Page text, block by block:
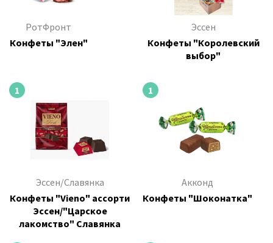
РотФронт
Конфеты "Элен"
Эссен
Конфеты "Королевский
выбор"
1
Эссен/Славянка
Конфеты "Vieno" ассорти
Эссен/"Царское
лакомство" Славянка
1
Акконд
Конфеты "Шоконатка"